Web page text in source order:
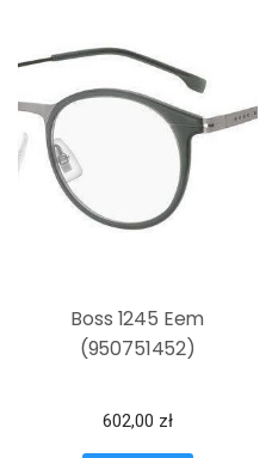
Boss 1245 Eem
(950751452)
602,00 zł